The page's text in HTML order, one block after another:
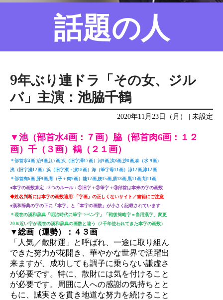
苗字100のルーツ
話題の人
9年ぶり連ドラ「その女、ジル
バ」主演：池脇千鶴
2020年11月23日（月） | 未設定
▼池（部首水4画：７画）脇（部首肉6画：１２
画）千（３画）鶴（２１画）
＊部首水4画:治9画,江7画,沢（旧字澤17画）河9画,汰8画,沙8画,泰（水:9画）
浅（旧字淺12画）浜（旧字濱・濵18画）海（筆字母11画）涼12画,淳12画
＊部首肉6画:肝9画,育（子＋肉9画）能12画,腰15画,膳18画,胤11画,胡11画
●本字の画数算定：3つのルール：①旧字＋②筆字＋③部首は本来の字の画数
◆姓名判断には本字の画数適用:「字画」の正しくないサイト／書籍にご注意
●漢和辞典の字の下に「本字」と「本字の画数」が小さく記載されています
＊現在の漢和辞典「明治時代に筆字⇒ペン字」「戦後簡略字＝当用漢字」変更
20％近い字が現在の漢和辞典の画数と違う（2千年使われてきた本字の画数）
▼総画（運勢）：４３画
「人気／散財運」と呼ばれ、一途に取り組ん
できた努力が花開き、華やかな世界で活躍出
来ますが、成功しても調子に乗らない謙虚さ
が必要です。特に、散財には気を付けること
が必要です。周囲に人への感謝の気持ちとと
もに、誠実さを貫き地道な努力を続けること